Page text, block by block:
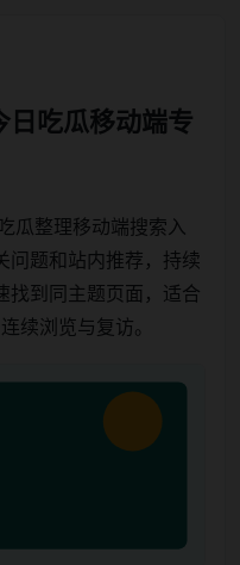
日吃瓜移动端专
瓜整理移动端搜索入
问题和站内推荐，持续
找到同主题页面，适合
续浏览与复访。